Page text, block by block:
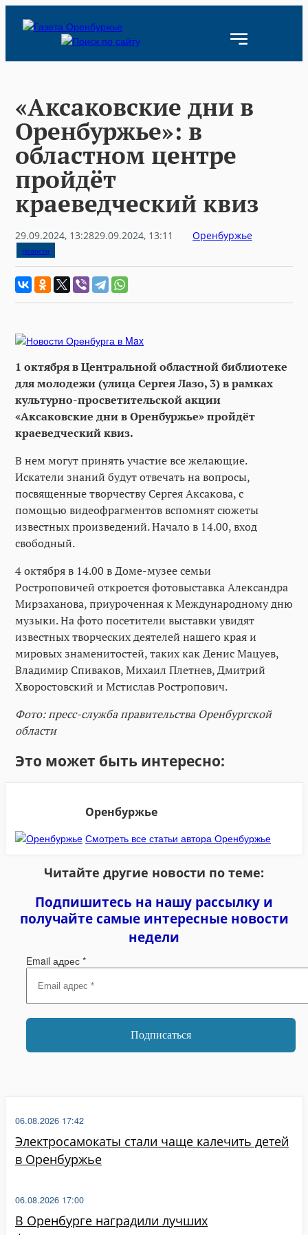
«Аксаковские дни в
Оренбуржье»: в
областном центре
пройдёт
краеведческий квиз
29.09.2024, 13:2829.09.2024, 13:11 Оренбуржье
Новости
1 октября в Центральной областной библиотеке
для молодежи (улица Сергея Лазо, 3) в рамках
культурно-просветительской акции
«Аксаковские дни в Оренбуржье» пройдёт
краеведческий квиз.
В нем могут принять участие все желающие.
Искатели знаний будут отвечать на вопросы,
посвященные творчеству Сергея Аксакова, с
помощью видеофрагментов вспомнят сюжеты
известных произведений. Начало в 14.00, вход
свободный.
4 октября в 14.00 в Доме-музее семьи
Ростроповичей откроется фотовыставка Александра
Мирзаханова, приуроченная к Международному дню
музыки. На фото посетители выставки увидят
известных творческих деятелей нашего края и
мировых знаменитостей, таких как Денис Мацуев,
Владимир Спиваков, Михаил Плетнев, Дмитрий
Хворостовский и Мстислав Ростропович.
Фото: пресс-служба правительства Оренбургской
области
Это может быть интересно:
Оренбуржье
Смотреть все статьи автора Оренбуржье
Читайте другие новости по теме:
Подпишитесь на нашу рассылку и
получайте самые интересные новости
недели
Email адрес *
Электросамокаты стали чаще калечить детей
в Оренбуржье
06.08.2026 17:42
В Оренбурге наградили лучших
06.08.2026 17:00